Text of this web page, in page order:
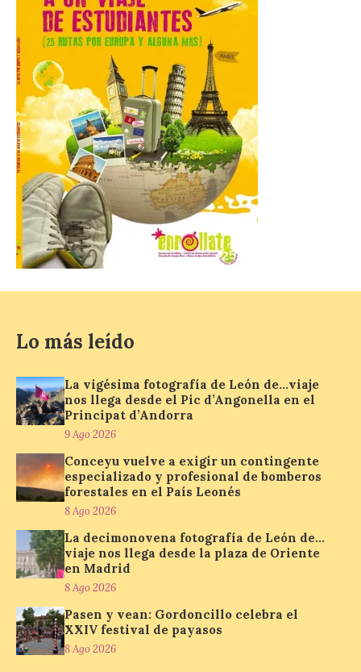
La Comarca de las Cinco
Villas, un lugar ideal para
ver el eclipse solar
9 Ago 2026
El próximo 12 de agosto
se producirá el fenómeno
natural excepcional que
podrá verse en muchos
puntos de la comarca,
pero hay que recordar que la observación
debe hacerse siguiendo las pautas de
seguridad recomendadas. La Comarca de
Cinco Villas […]
La vigésima fotografía de
León de…viaje nos llega
en el Principat d’Andorra
9 Ago 2026
Nueva edición de León
de…viaje. Una iniciativa
organizado por la sección
Enróllate, la Asociación
Conceyu País Llionés y el Diario de
Turismo, Ocio e Información para
jóvenes “Enredando.info”. Miguel Robles
nos envía la vigésima fotografía de […]
Concierto del Iberia
Marimba Ensemble en la
Lo más leído
La vigésima fotografía de León de…viaje
nos llega desde el Pic d’Angonella en el
Principat d’Andorra
9 Ago 2026
Conceyu vuelve a exigir un contingente
especializado y profesional de bomberos
forestales en el País Leonés
8 Ago 2026
La decimonovena fotografía de León de…
viaje nos llega desde la plaza de Oriente
en Madrid
8 Ago 2026
Pasen y vean: Gordoncillo celebra el
XXIV festival de payasos
8 Ago 2026